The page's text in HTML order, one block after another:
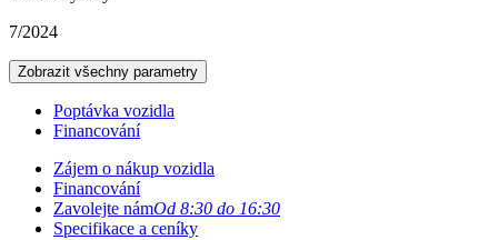
7/2024
Zobrazit všechny parametry
Poptávka vozidla
Financování
Zájem o nákup vozidla
Financování
Zavolejte námOd 8:30 do 16:30
Specifikace a ceníky